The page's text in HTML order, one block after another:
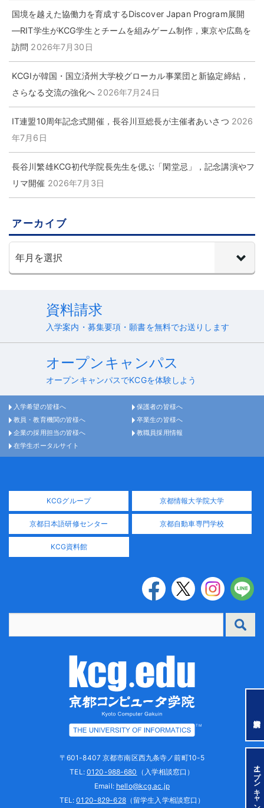
国境を越えた協働力を育成するDiscover Japan Program展開
―RIT学生がKCG学生とチームを組みゲーム制作，東京や広島を
訪問 2026年7月30日
KCGIが韓国・国立済州大学校グローカル事業団と新協定締結，
さらなる交流の強化へ 2026年7月24日
IT連盟10周年記念式開催，長谷川亘総長が主催者あいさつ 2026
年7月6日
長谷川繁雄KCG初代学院長先生を偲ぶ「閑堂忌」，記念講演やフ
リマ開催 2026年7月3日
アーカイブ
オープンキャンパス
資料請求
入学案内・募集要項・願書を無料でお送りします
オープンキャンパス
オープンキャンパスでKCGを体験しよう
入学希望の皆様へ
保護者の皆様へ
教員・教育機関の皆様へ
卒業生の皆様へ
企業の採用担当の皆様へ
教職員採用情報
在学生ポータルサイト
KCGグループ 京都情報大学院大学
京都日本語研修センター 京都自動車専門学校
KCG資料館
TM
〒601-8407 京都市南区西九条寺ノ前町10-5
TEL:0120-988-680 （入学相談窓口）
Email: hello@kcg.ac.jp
TEL:0120-829-628（留学生入学相談窓口）